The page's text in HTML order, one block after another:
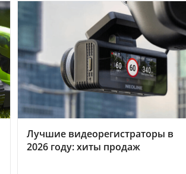
Лучшие видеорегистраторы в
2026 году: хиты продаж